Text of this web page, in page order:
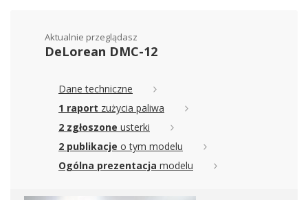
Aktualnie przeglądasz
DeLorean DMC-12
Dane techniczne
1 raport zużycia paliwa
2 zgłoszone usterki
2 publikacje o tym modelu
Ogólna prezentacja modelu